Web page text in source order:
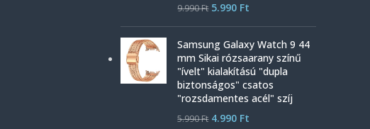
9.990Ft 5.990 Ft
Samsung Galaxy Watch 9 44
mm Sikai rózsaarany színű
"ívelt" kialakítású "dupla
biztonságos" csatos
"rozsdamentes acél" szíj
5.990Ft 4.990 Ft